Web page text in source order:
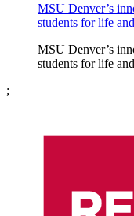
MSU Denver’s
students for life
MSU Denver’s
students for life
;